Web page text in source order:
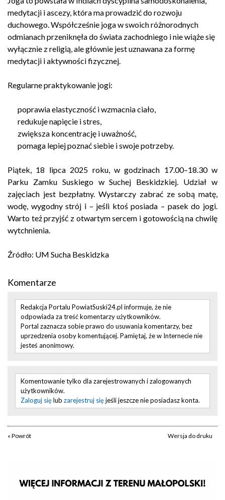
medytacji i ascezy, która ma prowadzić do rozwoju
duchowego. Współcześnie joga w swoich różnorodnych
odmianach przeniknęła do świata zachodniego i nie wiąże się
wyłącznie z religią, ale głównie jest uznawana za formę
medytacji i aktywności fizycznej.
Regularne praktykowanie jogi:
poprawia elastyczność i wzmacnia ciało,
redukuje napięcie i stres,
zwiększa koncentrację i uważność,
pomaga lepiej poznać siebie i swoje potrzeby.
Piątek, 18 lipca 2025 roku, w godzinach 17.00–18.30 w
Parku Zamku Suskiego w Suchej Beskidzkiej. Udział w
zajęciach jest bezpłatny. Wystarczy zabrać ze sobą matę,
wodę, wygodny strój i – jeśli ktoś posiada – pasek do jogi.
Warto też przyjść z otwartym sercem i gotowością na chwilę
wytchnienia.
Źródło: UM Sucha Beskidzka
Komentarze
Redakcja Portalu PowiatSuski24.pl informuje, że nie
odpowiada za treść komentarzy użytkowników.
Portal zaznacza sobie prawo do usuwania komentarzy, bez
uprzedzenia osoby komentującej. Pamiętaj, że w Internecie nie
jesteś anonimowy.
Komentowanie tylko dla zarejestrowanych i zalogowanych
użytkowników.
Zaloguj sięlub zarejestruj sięjeśli jeszcze nie posiadasz konta.
« Powrót Wersja do druku